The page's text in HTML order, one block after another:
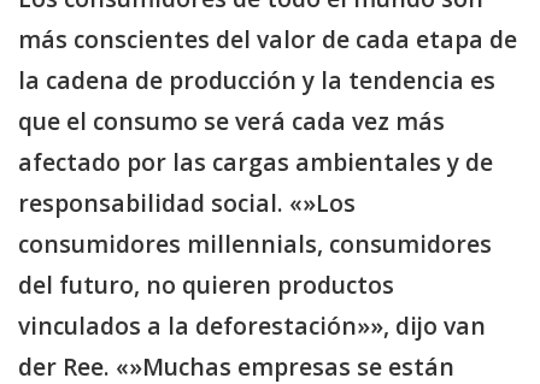
más conscientes del valor de cada etapa de
la cadena de producción y la tendencia es
que el consumo se verá cada vez más
afectado por las cargas ambientales y de
responsabilidad social. «»Los
consumidores millennials, consumidores
del futuro, no quieren productos
vinculados a la deforestación»», dijo van
der Ree. «»Muchas empresas se están